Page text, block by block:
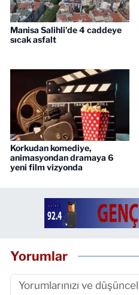
Manisa Salihli'de 4 caddeye
sıcak asfalt
Korkudan komediye,
animasyondan dramaya 6
yeni film vizyonda
Yorumlar